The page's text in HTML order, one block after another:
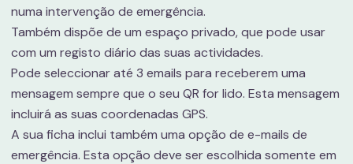
numa intervenção de emergência.
Também dispõe de um espaço privado, que pode usar
com um registo diário das suas actividades.
Pode seleccionar até 3 emails para receberem uma
mensagem sempre que o seu QR for lido. Esta mensagem
incluirá as suas coordenadas GPS.
A sua ficha inclui também uma opção de e-mails de
emergência. Esta opção deve ser escolhida somente em